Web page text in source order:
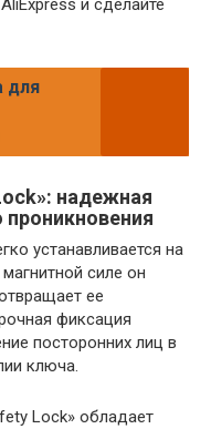
и сделайте
для
надежная
устанавливается на
силе он
ее
фиксация
посторонних лиц в
ключа.
Lock» обладает